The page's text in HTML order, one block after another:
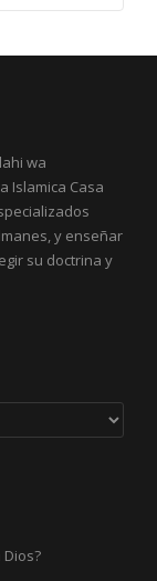
wa
Islamica Casa
y enseñar
su doctrina y